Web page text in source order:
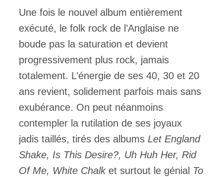
Une fois le nouvel album entièrement
exécuté, le folk rock de l’Anglaise ne
boude pas la saturation et devient
progressivement plus rock, jamais
totalement. L’énergie de ses 40, 30 et 20
ans revient, solidement parfois mais sans
exubérance. On peut néanmoins
contempler la rutilation de ses joyaux
jadis taillés, tirés des albums Let England
Shake, Is This Desire?, Uh Huh Her, Rid
Of Me, White Chalk et surtout le génial To